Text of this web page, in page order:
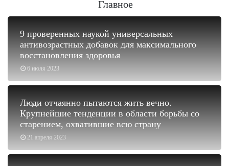
Главное
6 июля 2023
9 проверенных наукой универсальных
антивозрастных добавок для максимального
восстановления здоровья
21 апреля 2023
Люди отчаянно пытаются жить вечно.
Крупнейшие тенденции в области борьбы со
старением, охватившие всю страну